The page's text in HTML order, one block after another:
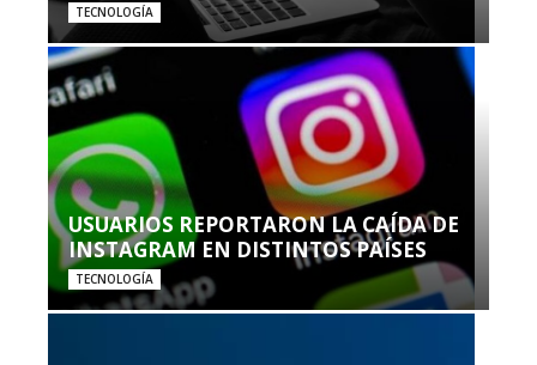
TECNOLOGÍA
USUARIOS REPORTARON LA CAÍDA DE
INSTAGRAM EN DISTINTOS PAÍSES
TECNOLOGÍA